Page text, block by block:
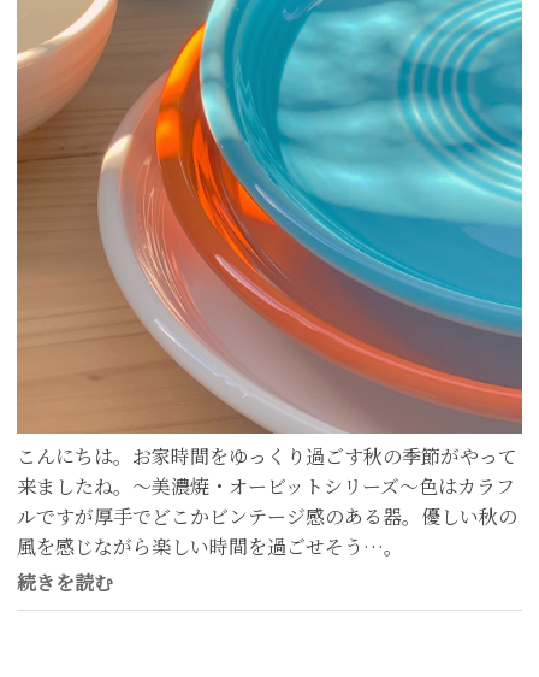
こんにちは。お家時間をゆっくり過ごす秋の季節がやって
来ましたね。〜美濃焼・オービットシリーズ〜色はカラフ
ルですが厚手でどこかビンテージ感のある器。優しい秋の
風を感じながら楽しい時間を過ごせそう…。
続きを読む